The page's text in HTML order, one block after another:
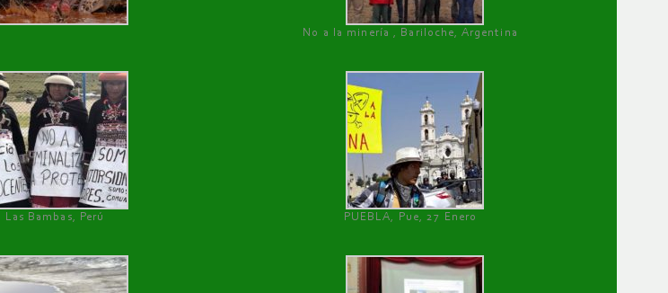
No a la minería , Bariloche, Argentina
Las Bambas, Perú PUEBLA, Pue, 27 Enero